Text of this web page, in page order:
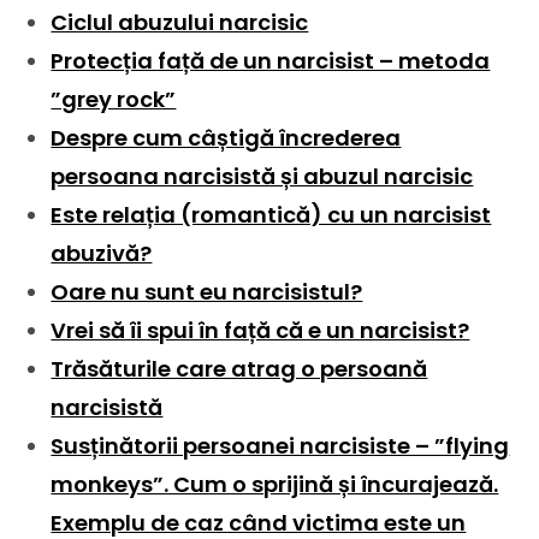
Ciclul abuzului narcisic
Protecția față de un narcisist – metoda
”grey rock”
Despre cum câștigă încrederea
persoana narcisistă și abuzul narcisic
Este relația (romantică) cu un narcisist
abuzivă?
Oare nu sunt eu narcisistul?
Vrei să îi spui în față că e un narcisist?
Trăsăturile care atrag o persoană
narcisistă
Susținătorii persoanei narcisiste – ”flying
monkeys”. Cum o sprijină și încurajează.
Exemplu de caz când victima este un